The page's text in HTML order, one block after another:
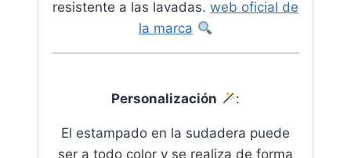
resistente a las lavadas. web oficial de
la marca
Personalización :
El estampado en la sudadera puede
ser a todo color y se realiza de forma